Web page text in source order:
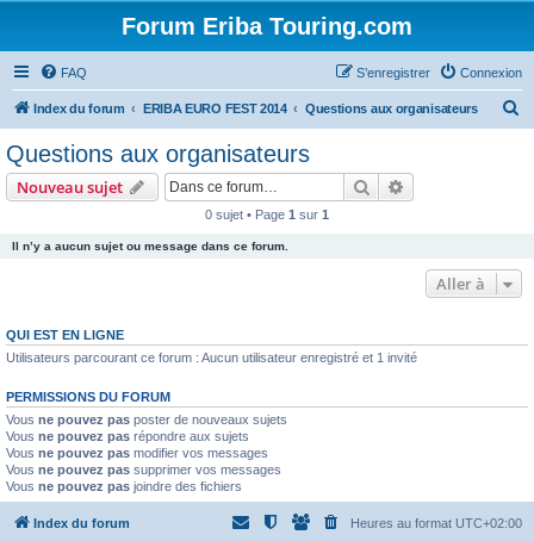
Forum Eriba Touring.com
FAQ Connexion
S’enregistrer
Index du forum ERIBA EURO FEST 2014 Questions aux organisateurs
Questions aux organisateurs
Nouveau sujet Rechercher
0 sujet • Page 1 sur 1
Il n’y a aucun sujet ou message dans ce forum.
Aller à
QUI EST EN LIGNE
Utilisateurs parcourant ce forum : Aucun utilisateur enregistré et 1 invité
PERMISSIONS DU FORUM
Vous ne pouvez pas poster de nouveaux sujets
Vous ne pouvez pas répondre aux sujets
Vous ne pouvez pas modifier vos messages
Vous ne pouvez pas supprimer vos messages
Vous ne pouvez pas joindre des fichiers
Index du forum Heures au format UTC+02:00